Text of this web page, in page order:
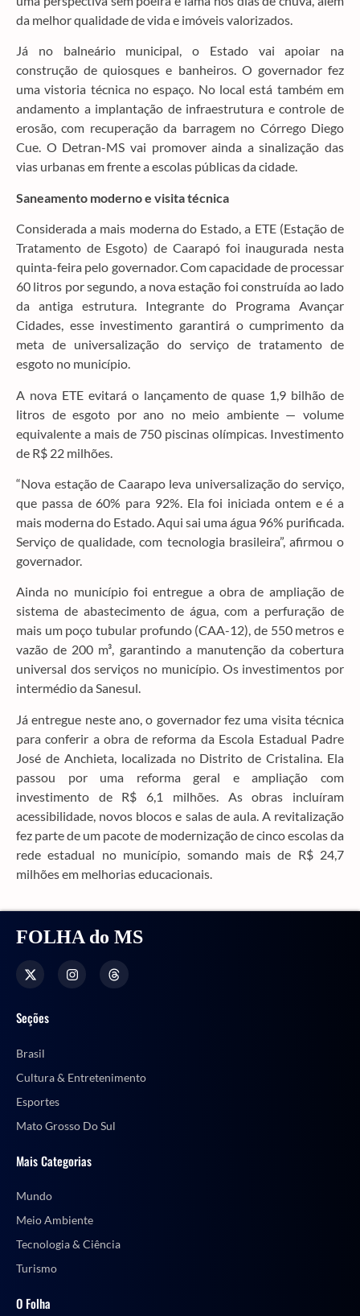
da melhor qualidade de vida e imóveis valorizados.
Já no balneário municipal, o Estado vai apoiar na
construção de quiosques e banheiros. O governador fez
uma vistoria técnica no espaço. No local está também em
andamento a implantação de infraestrutura e controle de
erosão, com recuperação da barragem no Córrego Diego
Cue. O Detran-MS vai promover ainda a sinalização das
vias urbanas em frente a escolas públicas da cidade.
Saneamento moderno e visita técnica
Considerada a mais moderna do Estado, a ETE (Estação de
Tratamento de Esgoto) de Caarapó foi inaugurada nesta
quinta-feira pelo governador. Com capacidade de processar
60 litros por segundo, a nova estação foi construída ao lado
da antiga estrutura. Integrante do Programa Avançar
Cidades, esse investimento garantirá o cumprimento da
meta de universalização do serviço de tratamento de
esgoto no município.
A nova ETE evitará o lançamento de quase 1,9 bilhão de
litros de esgoto por ano no meio ambiente — volume
equivalente a mais de 750 piscinas olímpicas. Investimento
de R$ 22 milhões.
“Nova estação de Caarapo leva universalização do serviço,
que passa de 60% para 92%. Ela foi iniciada ontem e é a
mais moderna do Estado. Aqui sai uma água 96% purificada.
Serviço de qualidade, com tecnologia brasileira”, afirmou o
governador.
Ainda no município foi entregue a obra de ampliação de
sistema de abastecimento de água, com a perfuração de
mais um poço tubular profundo (CAA-12), de 550 metros e
vazão de 200 m³, garantindo a manutenção da cobertura
universal dos serviços no município. Os investimentos por
intermédio da Sanesul.
Já entregue neste ano, o governador fez uma visita técnica
para conferir a obra de reforma da Escola Estadual Padre
José de Anchieta, localizada no Distrito de Cristalina. Ela
passou por uma reforma geral e ampliação com
investimento de R$ 6,1 milhões. As obras incluíram
acessibilidade, novos blocos e salas de aula. A revitalização
fez parte de um pacote de modernização de cinco escolas da
rede estadual no município, somando mais de R$ 24,7
milhões em melhorias educacionais.
FOLHA do MS
Seções
Brasil
Cultura & Entretenimento
Esportes
Mato Grosso Do Sul
Mais Categorias
Mundo
Meio Ambiente
Tecnologia & Ciência
Turismo
O Folha